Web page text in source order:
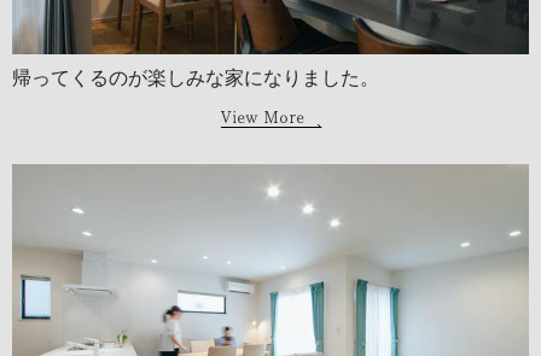
帰ってくるのが楽しみな家になりました。
View More